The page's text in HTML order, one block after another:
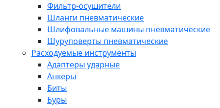
Фильтр-осушители
Шланги пневматические
Шлифовальные машины пневматические
Шуруповерты пневматические
Расходуемые инструменты
Адаптеры ударные
Анкеры
Биты
Буры